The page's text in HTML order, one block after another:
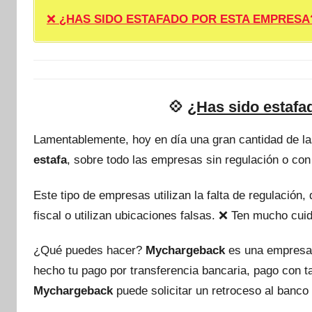
❌ ¿HAS SIDO ESTAFADO POR ESTA
💠 ¿Has sido
Lamentablemente, hoy en día una gran cantidad de
estafa, sobre todo las empresas sin regulación o
Este tipo de empresas utilizan la falta de
fiscal o utilizan ubicaciones falsas. ❌ Ten mucho
¿Qué puedes hacer? Mychargebackes una
hecho tu pago por transferencia bancaria, pago con
Mychargebackpuede solicitar un retroceso al